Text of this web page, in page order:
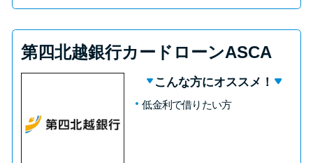
第四北越銀行カードローンASCA
こんな方にオススメ！
低金利で借りたい方